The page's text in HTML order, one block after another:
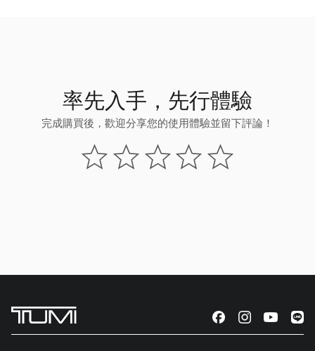
率先入手，先行體驗
完成購買後，歡迎分享您的使用體驗並留下評論！